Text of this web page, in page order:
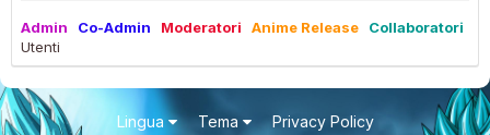
Admin Co-Admin Moderatori Anime Release
Collaboratori
Utenti
Lingua Tema Privacy Policy